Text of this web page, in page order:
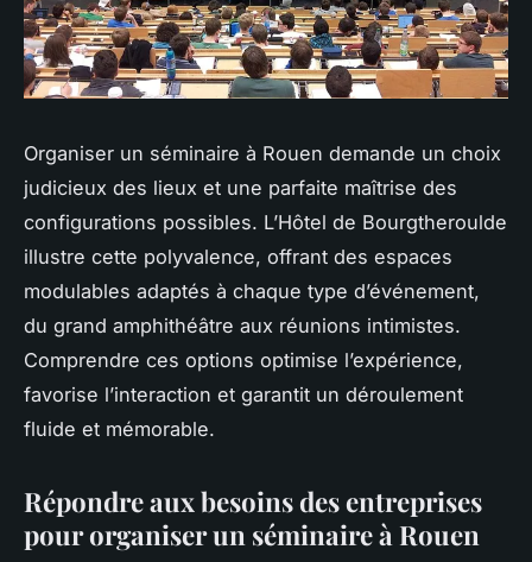
Organiser un séminaire à Rouen demande un choix
judicieux des lieux et une parfaite maîtrise des
configurations possibles. L’Hôtel de Bourgtheroulde
illustre cette polyvalence, offrant des espaces
modulables adaptés à chaque type d’événement,
du grand amphithéâtre aux réunions intimistes.
Comprendre ces options optimise l’expérience,
favorise l’interaction et garantit un déroulement
fluide et mémorable.
Répondre aux besoins des entreprises
pour organiser un séminaire à Rouen